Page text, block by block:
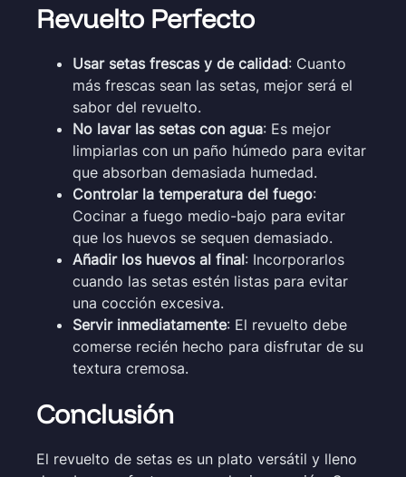
Revuelto Perfecto
Usar setas frescas y de calidad: Cuanto
más frescas sean las setas, mejor será el
sabor del revuelto.
No lavar las setas con agua: Es mejor
limpiarlas con un paño húmedo para evitar
que absorban demasiada humedad.
Controlar la temperatura del fuego:
Cocinar a fuego medio-bajo para evitar
que los huevos se sequen demasiado.
Añadir los huevos al final: Incorporarlos
cuando las setas estén listas para evitar
una cocción excesiva.
Servir inmediatamente: El revuelto debe
comerse recién hecho para disfrutar de su
textura cremosa.
Conclusión
El revuelto de setas es un plato versátil y lleno